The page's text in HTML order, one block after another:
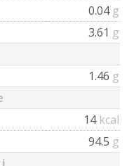
0.04 g
3.61 g
1.46 g
14 kcal
94.5 g